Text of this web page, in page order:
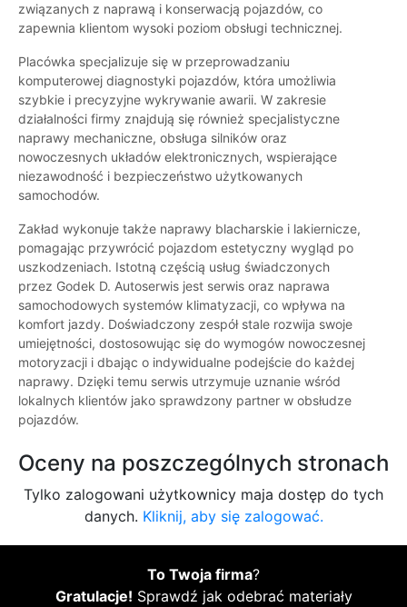
związanych z naprawą i konserwacją pojazdów, co
zapewnia klientom wysoki poziom obsługi technicznej.
Placówka specjalizuje się w przeprowadzaniu
komputerowej diagnostyki pojazdów, która umożliwia
szybkie i precyzyjne wykrywanie awarii. W zakresie
działalności firmy znajdują się również specjalistyczne
naprawy mechaniczne, obsługa silników oraz
nowoczesnych układów elektronicznych, wspierające
niezawodność i bezpieczeństwo użytkowanych
samochodów.
Zakład wykonuje także naprawy blacharskie i lakiernicze,
pomagając przywrócić pojazdom estetyczny wygląd po
uszkodzeniach. Istotną częścią usług świadczonych
przez Godek D. Autoserwis jest serwis oraz naprawa
samochodowych systemów klimatyzacji, co wpływa na
komfort jazdy. Doświadczony zespół stale rozwija swoje
umiejętności, dostosowując się do wymogów nowoczesnej
motoryzacji i dbając o indywidualne podejście do każdej
naprawy. Dzięki temu serwis utrzymuje uznanie wśród
lokalnych klientów jako sprawdzony partner w obsłudze
pojazdów.
Oceny na poszczególnych stronach
Tylko zalogowani użytkownicy maja dostęp do tych
danych. Kliknij, aby się zalogować.
To Twoja firma?
Gratulacje! Sprawdź jak odebrać materiały